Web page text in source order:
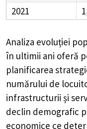
2021
Analiza evoluției
în ultimii ani oferă
planificarea
numărului de
infrastructurii și
declin demografic
economice ce